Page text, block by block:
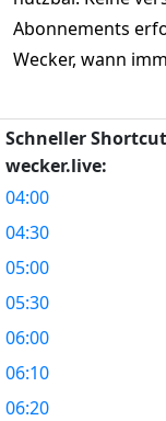
Abonnements
Wecker, wann
Schneller
wecker.live:
04:00
04:30
05:00
05:30
06:00
06:10
06:20